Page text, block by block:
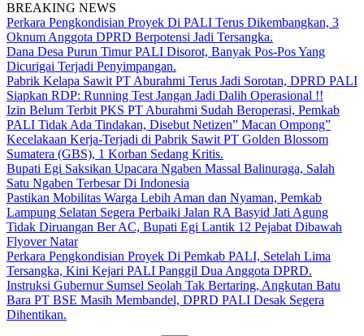
BREAKING NEWS
Perkara Pengkondisian Proyek Di PALI Terus Dikembangkan, 3
Oknum Anggota DPRD Berpotensi Jadi Tersangka.
Dana Desa Purun Timur PALI Disorot, Banyak Pos-Pos Yang
Dicurigai Terjadi Penyimpangan.
Pabrik Kelapa Sawit PT Aburahmi Terus Jadi Sorotan, DPRD PALI
Siapkan RDP: Running Test Jangan Jadi Dalih Operasional !!
Izin Belum Terbit PKS PT Aburahmi Sudah Beroperasi, Pemkab
PALI Tidak Ada Tindakan, Disebut Netizen” Macan Ompong”
Kecelakaan Kerja-Terjadi di Pabrik Sawit PT Golden Blossom
Sumatera (GBS), 1 Korban Sedang Kritis.
Bupati Egi Saksikan Upacara Ngaben Massal Balinuraga, Salah
Satu Ngaben Terbesar Di Indonesia
Pastikan Mobilitas Warga Lebih Aman dan Nyaman, Pemkab
Lampung Selatan Segera Perbaiki Jalan RA Basyid Jati Agung
Tidak Diruangan Ber AC, Bupati Egi Lantik 12 Pejabat Dibawah
Flyover Natar
Perkara Pengkondisian Proyek Di Pemkab PALI, Setelah Lima
Tersangka, Kini Kejari PALI Panggil Dua Anggota DPRD.
Instruksi Gubernur Sumsel Seolah Tak Bertaring, Angkutan Batu
Bara PT BSE Masih Membandel, DPRD PALI Desak Segera
Dihentikan.